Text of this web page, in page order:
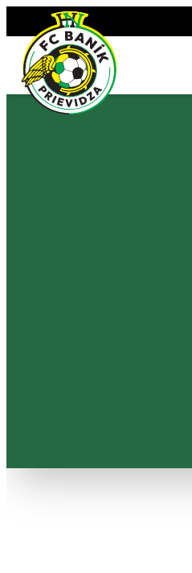
Preskočiť
na
obsah